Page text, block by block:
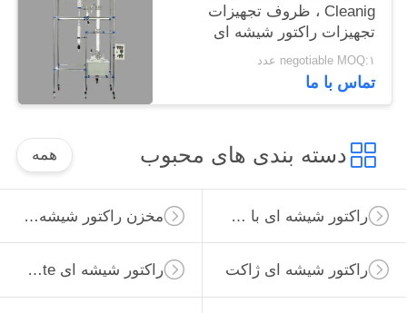
Cleanig ، ظروف تجهیزات
تجهیزات راکتور شیشه ای
negotiable MOQ:۱ عدد
تماس با ما
دسته بندی های محبوب همه
مخزن راکتور شیشه ای راکتور شیشه ای با فشار بالا
راکتور شیشه ای Borosilicate راکتور شیشه ای ژاکت